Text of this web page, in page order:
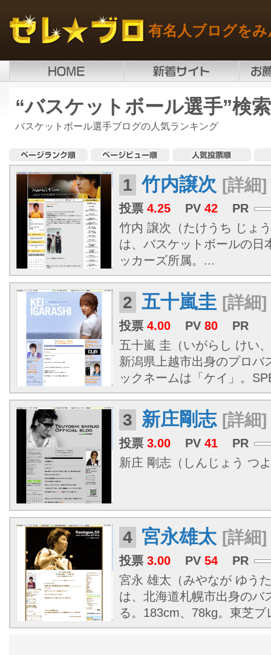
有名人ブログを
“バスケットボール選手”検
バスケットボール選手ブログの人気ランキング
1 竹内譲次 [詳細]
投票 4.25 PV 42
PR
竹内 譲次（たけうち じょ
は、バスケットボールの日
ッカーズ所属。...
2 五十嵐圭 [詳細]
投票 4.00 PV 80
PR
五十嵐 圭（いがらし けい
新潟県上越市出身のプロバ
ックネームは「ケイ」。
3 新庄剛志 [詳細]
投票 3.00 PV 41
PR
新庄 剛志（しんじょう つ
4 宮永雄太 [詳細]
投票 3.00 PV 54
PR
宮永 雄太（みやなが ゆう
は、北海道札幌市出身のバ
る。183cm、78kg。東芝